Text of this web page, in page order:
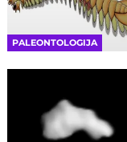
PALEONTOLOGIJA